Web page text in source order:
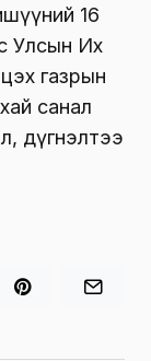
16
Улсын Их
газрын
санал
дүгнэлтээ